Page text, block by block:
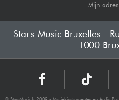
Mijn
Star's Music Bruxelles -
1000
© StarsMusic.fr 2009 - Muziekinstrumenten en Audio Pro